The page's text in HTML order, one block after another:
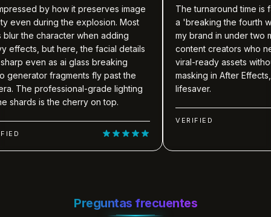
by how it preserves image
the explosion. Most
when adding
here, the facial details
as ai glass breaking
fragments fly past the
grade lighting
the cherry on top.
The turnaround time is fantastic.
a 'breaking the fourth wall' style
my brand in under two minutes.
content creators who need eye-
viral-ready assets without hours
masking in After Effects, this is a
lifesaver.
VERIFIED
Preguntas frecuentes